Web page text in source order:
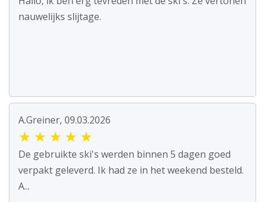
nauwelijks slijtage.
A.Greiner, 09.03.2026
★ ★ ★ ★ ★
De gebruikte ski's werden binnen 5 dagen goed
verpakt geleverd. Ik had ze in het weekend besteld.
A...